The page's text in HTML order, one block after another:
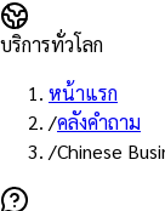
บริการทั่วโลก
หน้าแรก
/คลังคำถาม
/Chinese